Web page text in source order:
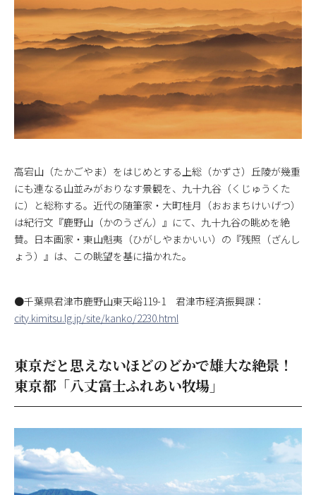
高宕山（たかごやま）をはじめとする上総（かずさ）丘陵が幾重
にも連なる山並みがおりなす景観を、九十九谷（くじゅうくた
に）と総称する。近代の随筆家・大町桂月（おおまちけいげつ）
は紀行文『鹿野山（かのうざん）』にて、九十九谷の眺めを絶
賛。日本画家・東山魁夷（ひがしやまかいい）の『残照（ざんし
ょう）』は、この眺望を基に描かれた。
●千葉県君津市鹿野山東天峪119-1 君津市経済振興課：
city.kimitsu.lg.jp/site/kanko/2230.html
東京だと思えないほどのどかで雄大な絶景！
東京都「八丈富士ふれあい牧場」